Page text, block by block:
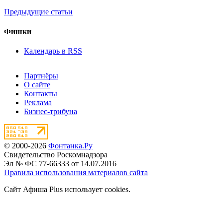
Предыдущие статьи
Фишки
Календарь в RSS
Партнёры
О сайте
Контакты
Реклама
Бизнес-трибуна
© 2000-2026 Фонтанка.Ру
Свидетельство Роскомнадзора
Эл № ФС 77-66333 от 14.07.2016
Правила использования материалов сайта
Сайт Афиша Plus использует cookies.